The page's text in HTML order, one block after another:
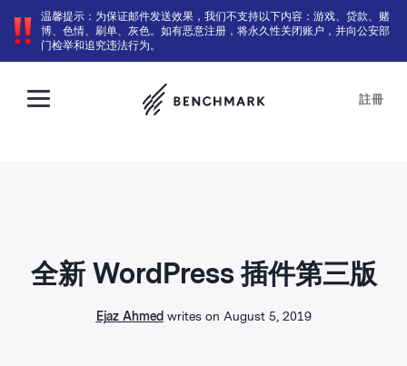
温馨提示：为保证邮件发送效果，我们不支持以下内容：游戏、贷款、赌
博、色情、刷单、灰色。如有恶意注册，将永久性关闭账户，并向公安部
门检举和追究违法行为。
註冊
全新 WordPress 插件第三版
Ejaz Ahmed writes on August 5, 2019